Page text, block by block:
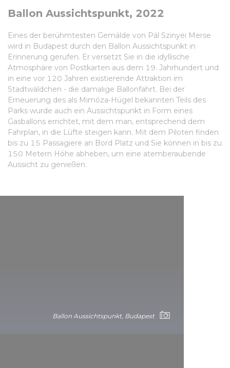
Ballon Aussichtspunkt, 2022
Eines der berühmtesten Gemälde von Pál Szinyei Merse
wird in Budapest durch den Ballon Aussichtspunkt in
Erinnerung gerufen. Er versetzt Sie in die idyllische
Atmosphäre von Postkarten aus dem 19. Jahrhundert und
in eine vor 120 Jahren existierende Attraktion im
Stadtwäldchen - die damalige Ballonfahrt. Bei der
Erneuerung des als Mimóza-Hügel bekannten Teils des
Parks wurde auch ein Aussichtspunkt in Form eines
Gasballons errichtet, mit dem man, entsprechend dem
Fahrplan, in die Lüfte steigen kann. Mit dem Piloten finden
bis zu 15 Passagiere an Bord Platz und Sie können in bis zu
150 Metern Höhe abheben, um eine atemberaubende
Aussicht zu genießen.
Ballon Aussichtspunkt, Budapest